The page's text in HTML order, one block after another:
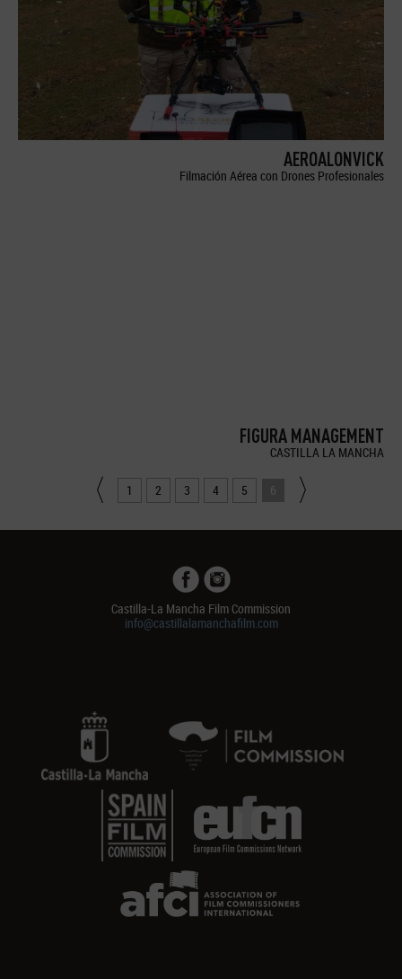
AEROALONVICK
Filmación Aérea con Drones Profesionales
FIGURA MANAGEMENT
CASTILLA LA MANCHA
1 2 3 4 5 6
Castilla-La Mancha Film Commission
info@castillalamanchafilm.com